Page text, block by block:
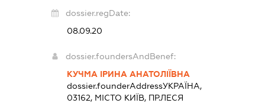
dossier.regDate:
08.09.20
dossier.foundersAndBenef:
КУЧМА ІРИНА АНАТОЛІЇВНА
dossier.founderAddressУКРАЇНА,
03162, МІСТО КИЇВ, ПР.ЛЕСЯ